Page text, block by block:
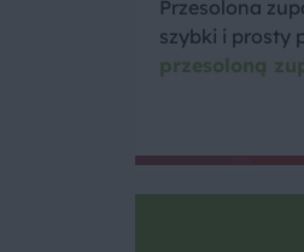
Przesolona
szybki i prosty
przesoloną